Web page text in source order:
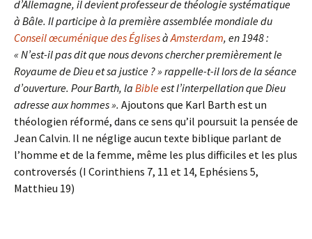
d’Allemagne, il devient professeur de théologie systématique
à Bâle. Il participe à la première assemblée mondiale du
Conseil œcuménique des ÉglisesàAmsterdam, en 1948 :
« N’est-il pas dit que nous devons chercher premièrement le
Royaume de Dieu et sa justice ? » rappelle-t-il lors de la séance
d’ouverture. Pour Barth, la Bibleest l’interpellation que Dieu
adresse aux hommes ». Ajoutons que Karl Barth est un
théologien réformé, dans ce sens qu’il poursuit la pensée de
Jean Calvin. Il ne néglige aucun texte biblique parlant de
l’homme et de la femme, même les plus difficiles et les plus
controversés (I Corinthiens 7, 11 et 14, Ephésiens 5,
Matthieu 19)